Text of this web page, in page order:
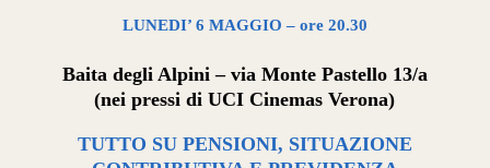
LUNEDI’ 6 MAGGIO – ore 20.30
Baita degli Alpini – via Monte Pastello 13/a
(nei pressi di UCI Cinemas Verona)
TUTTO SU PENSIONI, SITUAZIONE